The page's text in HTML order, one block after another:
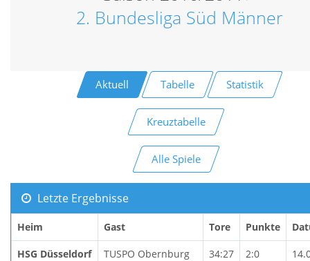
2. Bundesliga Süd Männer
Aktuell Tabelle Statistik
Kreuztabelle
Alle Spiele
Letzte Ergebnisse
Heim Gast Tore Punkte
HSG Düsseldorf TUSPO Obernburg 34:27 2:0